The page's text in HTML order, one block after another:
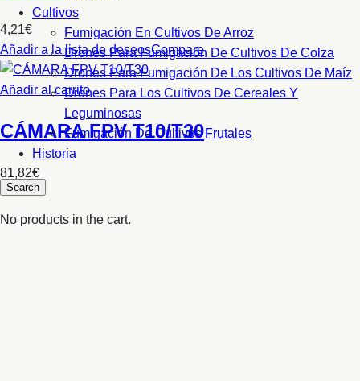
Cultivos
Fumigación En Cultivos De Arroz
Drones Para Fumigación De Cultivos De Colza
Drones Para Fumigación De Los Cultivos De Maíz
Drones Para Los Cultivos De Cereales Y
Leguminosas
Fumigación De Cultivos Frutales
Historia
No products in the cart.
4,21€
Añadir a la lista de deseosCompare
Añadir al carrito
CÁMARA FPV T10/T30
81,82€